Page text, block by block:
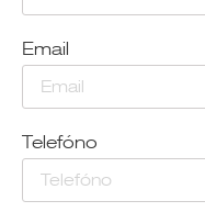
Email
Telefóno